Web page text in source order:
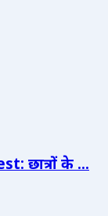
छात्रों के ...